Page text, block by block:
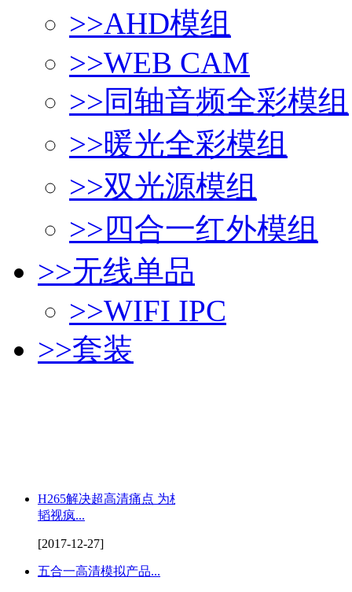
>>AHD模组
>>WEB CAM
>>同轴音频全彩模组
>>暖光全彩模组
>>双光源模组
>>四合一红外模组
>>无线单品
>>WIFI IPC
>>套装
H265解决超高清痛点 为杭州
韬视疯...
[2017-12-27]
五合一高清模拟产品...